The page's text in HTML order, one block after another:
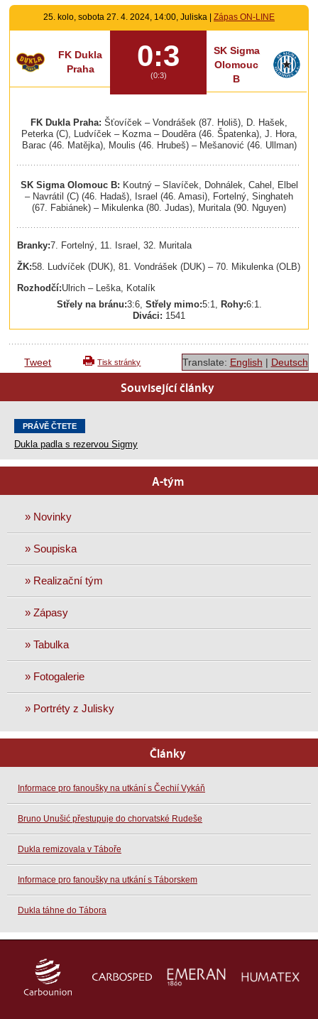
25. kolo, sobota 27. 4. 2024, 14:00, Juliska | Zápas ON-LINE
FK Dukla
Praha
0:3
(0:3)
SK Sigma
Olomouc
B
FK Dukla Praha: Šťovíček – Vondrášek (87. Holiš), D. Hašek,
Peterka (C), Ludvíček – Kozma – Douděra (46. Špatenka), J. Hora,
Barac (46. Matějka), Moulis (46. Hrubeš) – Mešanović (46. Ullman)
SK Sigma Olomouc B: Koutný – Slavíček, Dohnálek, Cahel, Elbel
– Navrátil (C) (46. Hadaš), Israel (46. Amasi), Fortelný, Singhateh
(67. Fabiánek) – Mikulenka (80. Judas), Muritala (90. Nguyen)
Branky:7. Fortelný, 11. Israel, 32. Muritala
ŽK:58. Ludvíček (DUK), 81. Vondrášek (DUK) – 70. Mikulenka (OLB)
Rozhodčí:Ulrich – Leška, Kotalík
Střely na bránu:3:6, Střely mimo:5:1, Rohy:6:1.
Diváci: 1541
Tweet Tisk stránky Translate: English | Deutsch
Související články
PRÁVĚ ČTETE
Dukla padla s rezervou Sigmy
A-tým
» Novinky
» Soupiska
» Realizační tým
» Zápasy
» Tabulka
» Fotogalerie
» Portréty z Julisky
Články
Informace pro fanoušky na utkání s Čechií Vykáň
Bruno Unušić přestupuje do chorvatské Rudeše
Dukla remizovala v Táboře
Informace pro fanoušky na utkání s Táborskem
Dukla táhne do Tábora